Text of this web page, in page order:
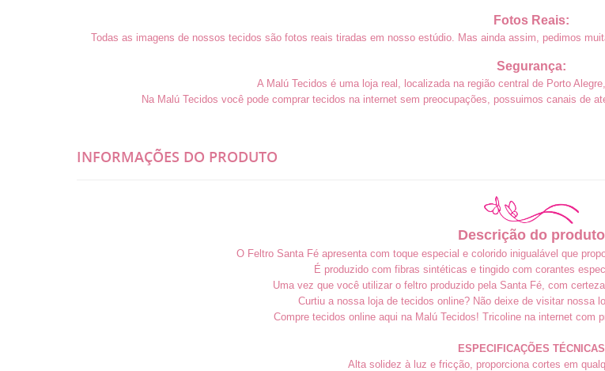
Fotos Reais:
Todas as imagens de nossos tecidos são fotos reais tiradas em nosso estúdio. Mas ainda assim, pedimos
Segurança:
A Malú Tecidos é uma loja real, localizada na região central de Porto
Na Malú Tecidos você pode comprar tecidos na internet sem preocupações, possuimos canais de
INFORMAÇÕES DO PRODUTO
Descrição do produto
O Feltro Santa Fé apresenta com toque especial e colorido inigualável que
É produzido com fibras sintéticas e tingido com corantes
Uma vez que você utilizar o feltro produzido pela Santa Fé, com
Curtiu a nossa loja de tecidos online? Não deixe de visitar nossa
Compre tecidos online aqui na Malú Tecidos! Tricoline na internet com
ESPECIFICAÇÕES TÉCNICAS
Alta solidez à luz e fricção, proporciona cortes em